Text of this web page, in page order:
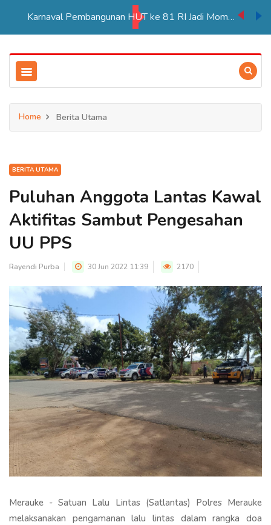
PT BIA Berpartisipasi Pembukaan Pameran HUT RI ke 81 di Distrik Ulilin
Home Berita Utama
BERITA UTAMA
Puluhan Anggota Lantas Kawal
Aktifitas Sambut Pengesahan
UU PPS
Rayendi Purba 30 Jun 2022 11:39 2170
Merauke - Satuan Lalu Lintas (Satlantas) Polres Merauke
melaksanakan pengamanan lalu lintas dalam rangka doa